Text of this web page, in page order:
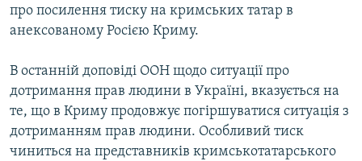
про посилення тиску на кримських татар в
анексованому Росією Криму.
В останній доповіді ООН щодо ситуації про
дотримання прав людини в Україні, вказується на
те, що в Криму продовжує погіршуватися ситуація з
дотриманням прав людини. Особливий тиск
чиниться на представників кримськотатарського